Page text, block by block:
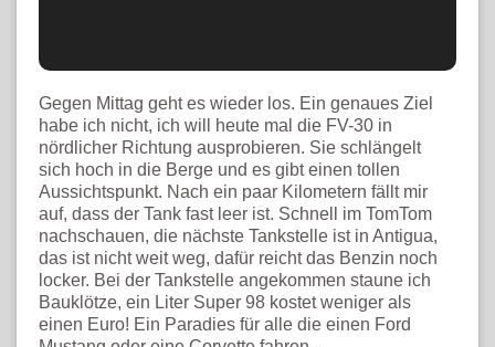
Gegen Mittag geht es wieder los. Ein genaues Ziel
habe ich nicht, ich will heute mal die FV-30 in
nördlicher Richtung ausprobieren. Sie schlängelt
sich hoch in die Berge und es gibt einen tollen
Aussichtspunkt. Nach ein paar Kilometern fällt mir
auf, dass der Tank fast leer ist. Schnell im TomTom
nachschauen, die nächste Tankstelle ist in Antigua,
das ist nicht weit weg, dafür reicht das Benzin noch
locker. Bei der Tankstelle angekommen staune ich
Bauklötze, ein Liter Super 98 kostet weniger als
einen Euro! Ein Paradies für alle die einen Ford